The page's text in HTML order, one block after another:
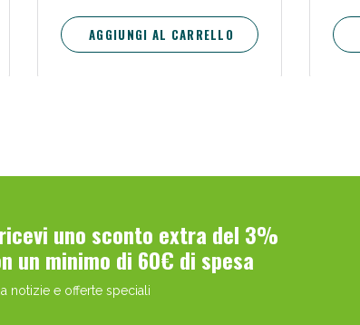
AGGIUNGI AL CARRELLO
uno sconto extra del 3%
un minimo di 60€ di spesa
notizie e offerte speciali